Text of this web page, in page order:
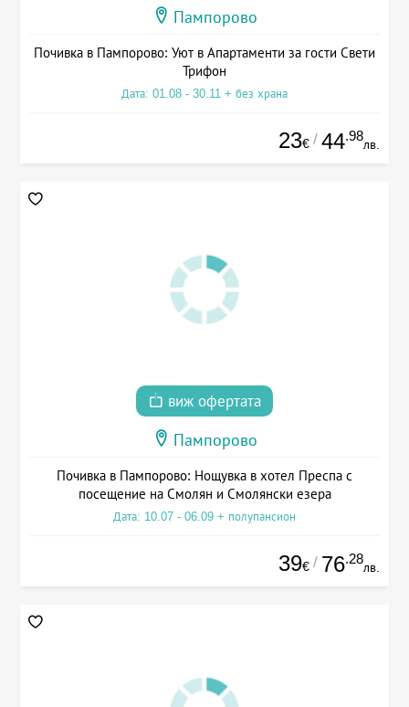
Пампорово
Почивка в Пампорово: Уют в Апартаменти за гости Свети
Трифон
Дата: 01.08 - 30.11 + без храна
23€ / 44.98
лв.
виж офертата
Пампорово
Почивка в Пампорово: Нощувка в хотел Преспа с
посещение на Смолян и Смолянски езера
Дата: 10.07 - 06.09 + полупансион
39€ / 76.28
лв.